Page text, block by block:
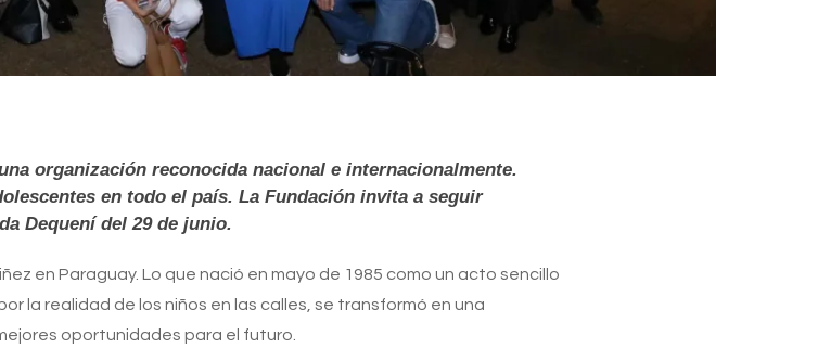
organización reconocida nacional e internacionalmente.
en todo el país. La Fundación invita a seguir
Dequení del 29 de junio.
en Paraguay. Lo que nació en mayo de 1985 como un acto sencillo
la realidad de los niños en las calles, se transformó en una
oportunidades para el futuro.